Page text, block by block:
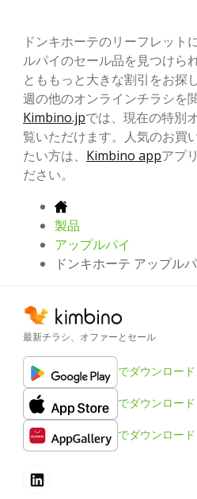
ドンキホーテのリーフレット
ルパイのセール品を見つけら
とももっと大きな割引をお探
週の他のオンラインチラシを
Kimbino.jpでは、現在の特別
覧いただけます。人気のお買
たい方は、 Kimbino appアプ
ださい。
製品
アップルパイ
ドンキホーテ アップル
最新チラシ、オファーとセール
でダウンロード
でダウンロード
でダウンロード